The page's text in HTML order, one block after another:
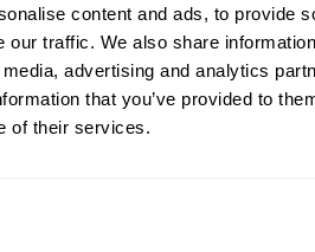
content and ads, to provide
our traffic. We also share
advertising and analytics
that you’ve provided to
of their services.